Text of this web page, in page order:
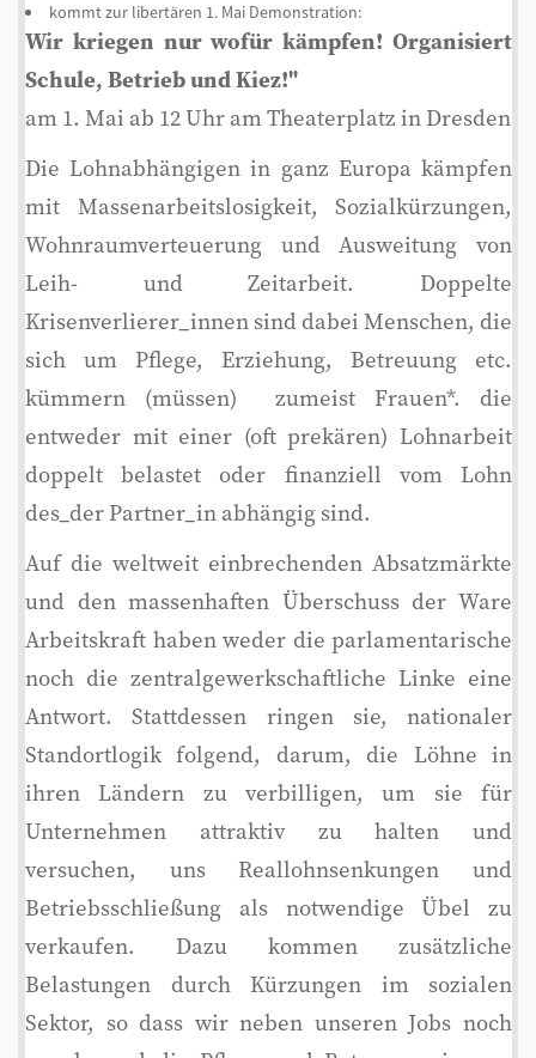
kommt zur libertären 1. Mai Demonstration:
Wir kriegen nur wofür kämpfen! Organisiert
Schule, Betrieb und Kiez!"
am 1. Mai ab 12 Uhr am Theaterplatz in Dresden
Die Lohnabhängigen in ganz Europa kämpfen
mit Massenarbeitslosigkeit, Sozialkürzungen,
Wohnraumverteuerung und Ausweitung von
Leih- und Zeitarbeit. Doppelte
Krisenverlierer_innen sind dabei Menschen, die
sich um Pflege, Erziehung, Betreuung etc.
kümmern (müssen)  zumeist Frauen*. die
entweder mit einer (oft prekären) Lohnarbeit
doppelt belastet oder finanziell vom Lohn
des_der Partner_in abhängig sind.
Auf die weltweit einbrechenden Absatzmärkte
und den massenhaften Überschuss der Ware
Arbeitskraft haben weder die parlamentarische
noch die zentralgewerkschaftliche Linke eine
Antwort. Stattdessen ringen sie, nationaler
Standortlogik folgend, darum, die Löhne in
ihren Ländern zu verbilligen, um sie für
Unternehmen attraktiv zu halten und
versuchen, uns Reallohnsenkungen und
Betriebsschließung als notwendige Übel zu
verkaufen. Dazu kommen zusätzliche
Belastungen durch Kürzungen im sozialen
Sektor, so dass wir neben unseren Jobs noch